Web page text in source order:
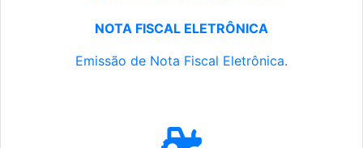
NOTA FISCAL ELETRÔNICA
Emissão de Nota Fiscal Eletrônica.